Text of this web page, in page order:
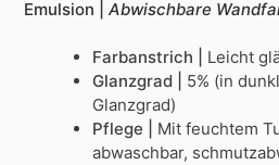
Emulsion | Abwischbare
Farbanstrich | Leicht
Glanzgrad | 5% (in
Glanzgrad)
Pflege |
Mit feuchtem
abwaschbar,